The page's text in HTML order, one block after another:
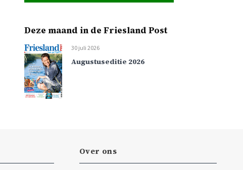
Deze maand in de Friesland Post
30 juli 2026
Augustuseditie 2026
Over ons